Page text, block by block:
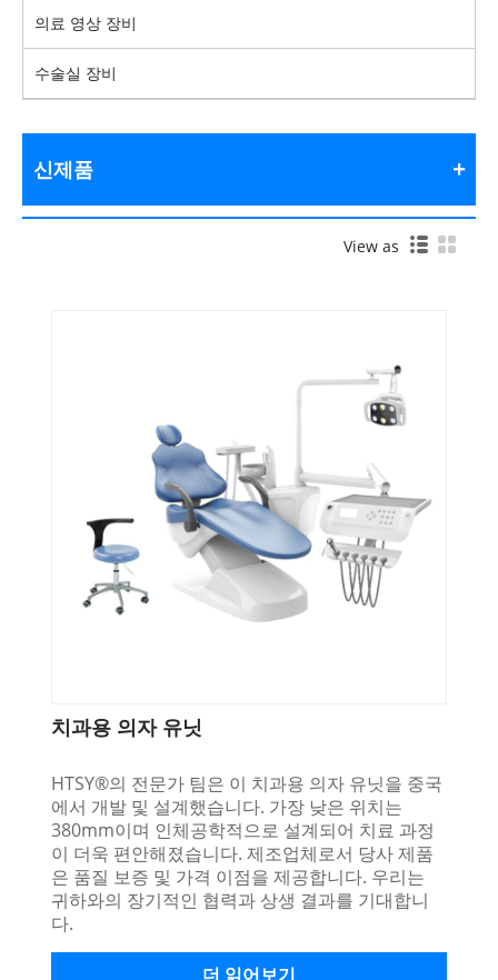
의료 영상 장비
수술실 장비
신제품
View as
치과용 의자 유닛
HTSY®의 전문가 팀은 이 치과용 의자 유닛을 중국
에서 개발 및 설계했습니다. 가장 낮은 위치는
380mm이며 인체공학적으로 설계되어 치료 과정
이 더욱 편안해졌습니다. 제조업체로서 당사 제품
은 품질 보증 및 가격 이점을 제공합니다. 우리는
귀하와의 장기적인 협력과 상생 결과를 기대합니
다.
더 읽어보기